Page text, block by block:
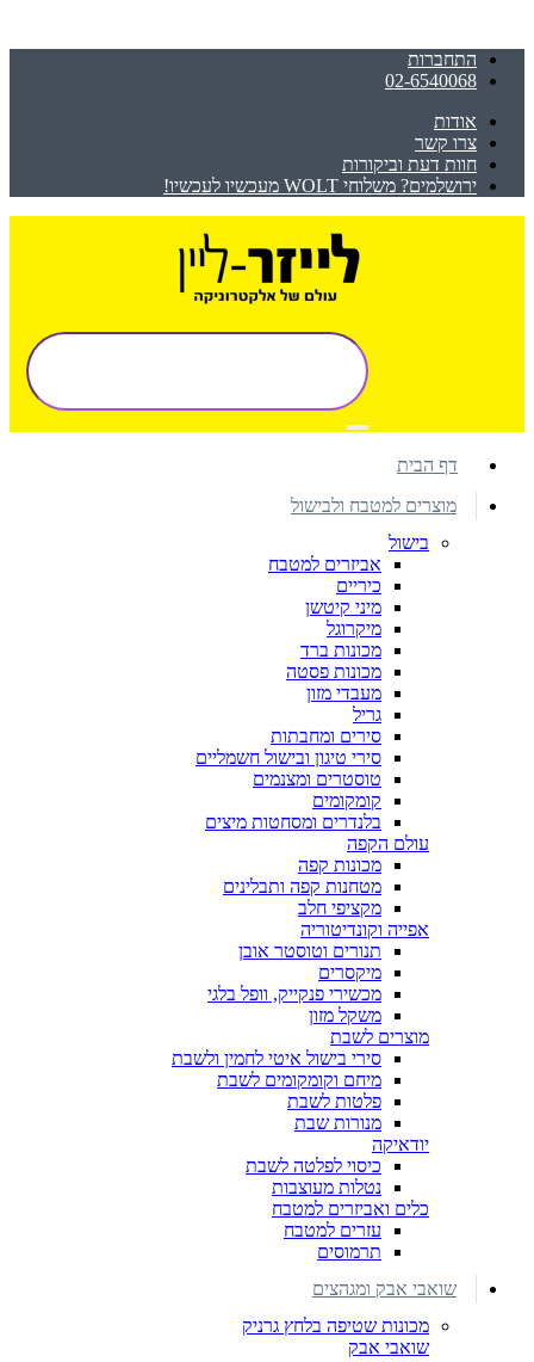
התחברות
02-6540068
אודות
צרו קשר
חוות דעת וביקורות
ירושלמים? משלוחי WOLT מעכשיו לעכשיו!
דף הבית
מוצרים למטבח ולבישול
בישול
אביזרים למטבח
כיריים
מיני קיטשן
מיקרוגל
מכונות ברד
מכונות פסטה
מעבדי מזון
גריל
סירים ומחבתות
סירי טיגון ובישול חשמליים
טוסטרים ומצנמים
קומקומים
בלנדרים ומסחטות מיצים
עולם הקפה
מכונות קפה
מטחנות קפה ותבלינים
מקציפי חלב
אפייה וקונדיטוריה
תנורים וטוסטר אובן
מיקסרים
מכשירי פנקייק, וופל בלגי
משקל מזון
מוצרים לשבת
סירי בישול איטי לחמין ולשבת
מיחם וקומקומים לשבת
פלטות לשבת
מנורות שבת
יודאיקה
כיסוי לפלטה לשבת
נטלות מעוצבות
כלים ואביזרים למטבח
עזרים למטבח
תרמוסים
שואבי אבק ומגהצים
מכונות שטיפה בלחץ גרניק
שואבי אבק